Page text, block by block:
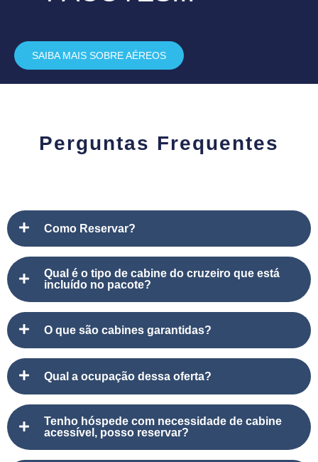
SAIBA MAIS SOBRE AÉREOS
Perguntas Frequentes
Como Reservar?
Qual é o tipo de cabine do cruzeiro que está
incluído no pacote?
O que são cabines garantidas?
Qual a ocupação dessa oferta?
Tenho hóspede com necessidade de cabine
acessível, posso reservar?